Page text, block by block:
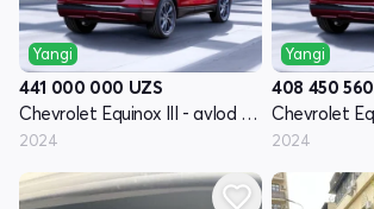
Yangi
441 000 000 UZS
Chevrolet Equinox III - avlod restyling
2024
Yangi
408 450 560
2024